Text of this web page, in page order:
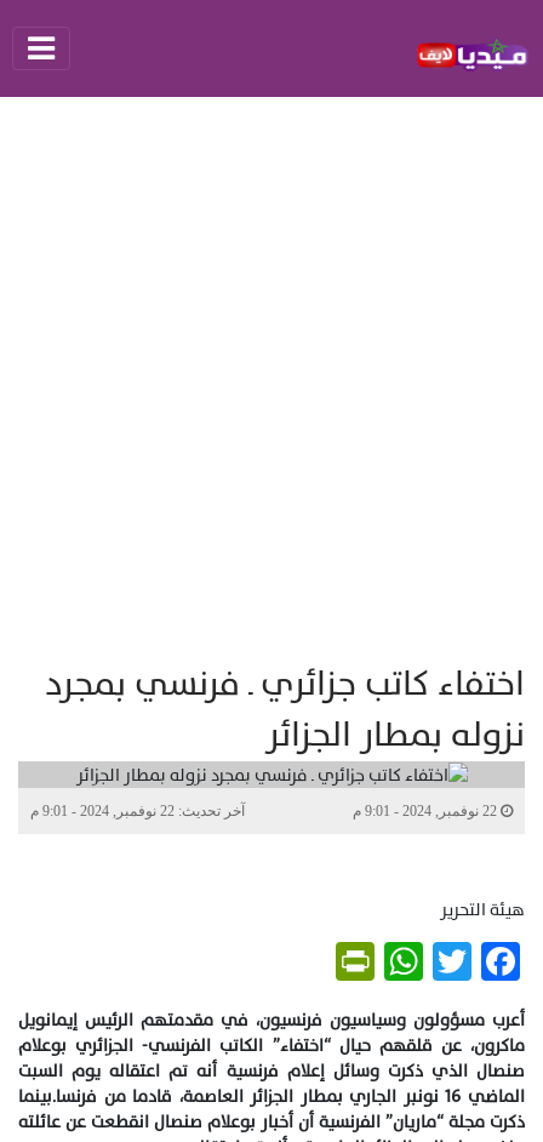
اختفاء كاتب جزائري ـ فرنسي بمجرد
نزوله بمطار الجزائر
آخر تحديث: 22 نوفمبر, 2024 - 9:01 م
هيئة التحرير
Facebook
Twitter
WhatsApp
أعرب مسؤولون وسياسيون فرنسيون، في مقدمتهم الرئيس إيمانويل
ماكرون، عن قلقهم حيال “اختفاء” الكاتب الفرنسي- الجزائري بوعلام
صنصال الذي ذكرت وسائل إعلام فرنسية أنه تم اعتقاله يوم السبت
الماضي 16 نونبر الجاري بمطار الجزائر العاصمة، قادما من فرنسا.بينما
ذكرت مجلة “ماريان” الفرنسية أن أخبار بوعلام صنصال انقطعت عن عائلته